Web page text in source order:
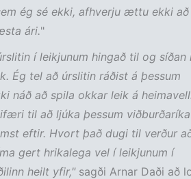
ég sé ekki, afhverju ættu ekki að
ári."
í leikjunum hingað til og síðan
Ég tel að úrslitin ráðist á þessum
náð að spila okkar leik á
til að ljúka þessum
eftir. Hvort það dugi til verður
gert hrikalega vel í leikjunum í
heilt yfir," sagði Arnar Daði að